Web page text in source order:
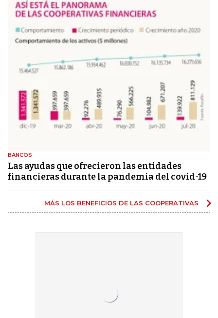
BANCOS
Las ayudas que ofrecieron las entidades
financieras durante la pandemia del covid-19
MÁS LOS BENEFICIOS DE LAS COOPERATIVAS